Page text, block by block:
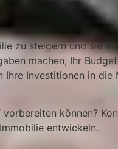
zu steigern und sie
machen, Ihr
Investitionen in
können?
entwickeln.